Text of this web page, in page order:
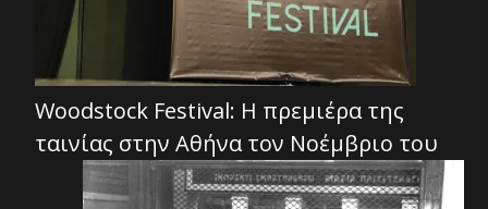
Woodstock Festival: Η πρεμιέρα της
ταινίας στην Αθήνα τον Νοέμβριο του